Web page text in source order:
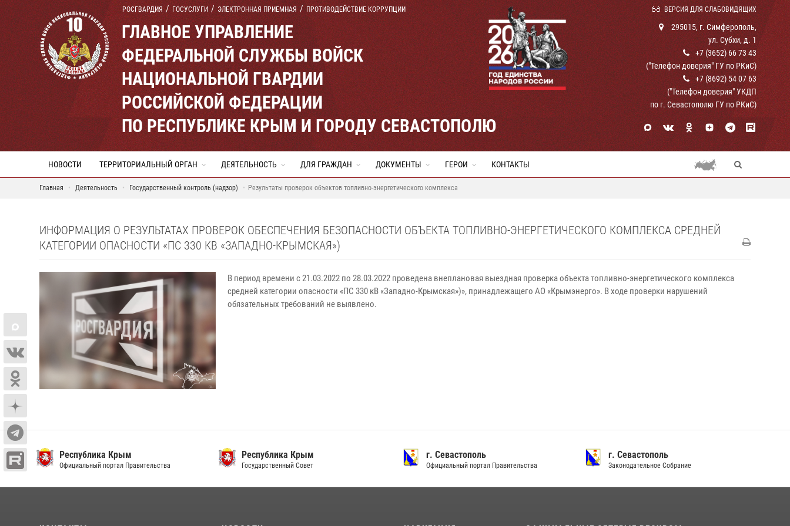
РОСГВАРДИЯ ГОСУСЛУГИ ЭЛЕКТРОННАЯ ПРИЕМНАЯ ПРОТИВОДЕЙСТВИЕ КОРРУПЦИИ ВЕРСИЯ ДЛЯ СЛАБОВИДЯЩИХ
ГЛАВНОЕ УПРАВЛЕНИЕ
ФЕДЕРАЛЬНОЙ СЛУЖБЫ ВОЙСК
НАЦИОНАЛЬНОЙ ГВАРДИИ
РОССИЙСКОЙ ФЕДЕРАЦИИ
ПО РЕСПУБЛИКЕ КРЫМ И ГОРОДУ СЕВАСТОПОЛЮ
295015, г. Симферополь,
ул. Субхи, д. 1
+7 (3652) 66 73 43
("Телефон доверия" ГУ по РКиС)
+7 (8692) 54 07 63
("Телефон доверия" УКДП
по г. Севастополю ГУ по РКиС)
НОВОСТИ ТЕРРИТОРИАЛЬНЫЙ ОРГАН ДЕЯТЕЛЬНОСТЬ ДЛЯ ГРАЖДАН ДОКУМЕНТЫ ГЕРОИ КОНТАКТЫ
Главная Деятельность Государственный контроль (надзор) Результаты проверок объектов топливно-энергетического комплекса
ИНФОРМАЦИЯ О РЕЗУЛЬТАТАХ ПРОВЕРОК ОБЕСПЕЧЕНИЯ БЕЗОПАСНОСТИ ОБЪЕКТА ТОПЛИВНО-ЭНЕРГЕТИЧЕСКОГО КОМПЛЕКСА СРЕДНЕЙ
КАТЕГОРИИ ОПАСНОСТИ «ПС 330 КВ «ЗАПАДНО-КРЫМСКАЯ»)
В период времени с 21.03.2022 по 28.03.2022 проведена внеплановая выездная проверка объекта топливно-энергетического комплекса
средней категории опасности «ПС 330 кВ «Западно-Крымская»)», принадлежащего АО «Крымэнерго». В ходе проверки нарушений
обязательных требований не выявлено.
Республика Крым
Официальный портал Правительства
Республика Крым
Государственный Совет
г. Севастополь
Официальный портал Правительства
г. Севастополь
Законодательное Собрание